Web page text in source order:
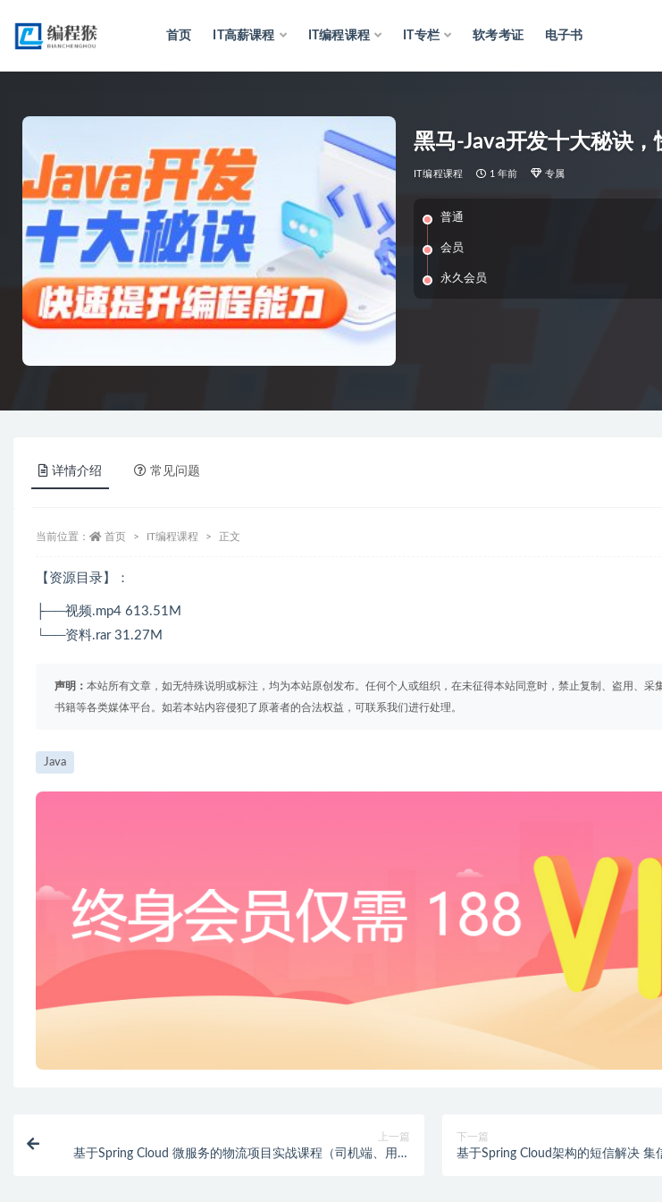
首页 IT高薪课程 IT编程课程 IT专栏 软考考证 电子书
黑马-Java开发十大秘诀
IT编程课程 1 年前 专属
普通
会员
永久会员
详情介绍 常见问题
当前位置： 首页 IT编程课程 正文
【资源目录】：
├──视频.mp4 613.51M
└──资料.rar 31.27M
声明： 本站所有文章，如无特殊说明或标注，均为本站原创发布。任何个人或组织，在未征得本站同意时，禁止复制、盗用、采
书籍等各类媒体平台。如若本站内容侵犯了原著者的合法权益，可联系我们进行处理。
Java
上一篇
基于Spring Cloud 微服务的物流项目实战课程（司机端、用户
下一篇
基于Spring Cloud架构的短信解决 集